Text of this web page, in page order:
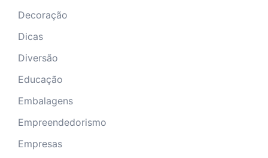
Decoração
Dicas
Diversão
Educação
Embalagens
Empreendedorismo
Empresas